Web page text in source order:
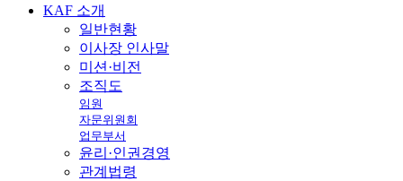
KAF 소개
일반현황
이사장 인사말
미션·비전
조직도
임원
자문위원회
업무부서
윤리·인권경영
관계법령